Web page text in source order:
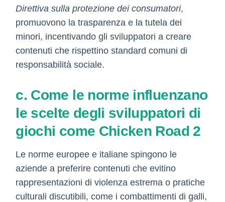
Direttiva sulla protezione dei consumatori,
promuovono la trasparenza e la tutela dei
minori, incentivando gli sviluppatori a creare
contenuti che rispettino standard comuni di
responsabilità sociale.
c. Come le norme influenzano
le scelte degli sviluppatori di
giochi come Chicken Road 2
Le norme europee e italiane spingono le
aziende a preferire contenuti che evitino
rappresentazioni di violenza estrema o pratiche
culturali discutibili, come i combattimenti di galli,